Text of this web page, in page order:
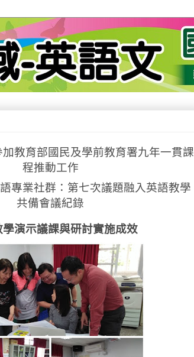
加教育部國民及學前教育署九年一貫課
程推動工作
專業社群：第七次議題融入英語教學
共備會議紀錄
學演示議課與研討實施成效